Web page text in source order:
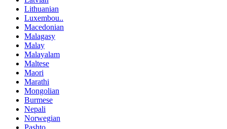
Lithuanian
Luxembou..
Macedonian
Malagasy
Malay
Malayalam
Maltese
Maori
Marathi
Mongolian
Burmese
Nepali
Norwegian